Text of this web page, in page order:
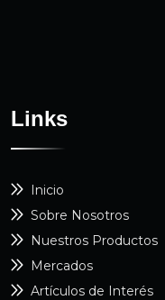
Links
Inicio
Sobre Nosotros
Nuestros Productos
Mercados
Artículos de Interés